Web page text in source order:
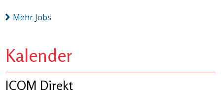
Mehr Jobs
Kalender
ICOM Direkt